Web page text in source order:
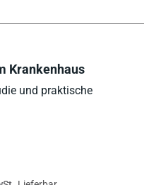
Krankenhaus
und praktische